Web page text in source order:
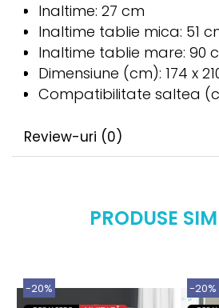
Inaltime: 27 cm
Inaltime tablie mica: 51
Inaltime tablie mare: 90
Dimensiune (cm): 174 x
Compatibilitate saltea
Review-uri (0)
PRODUSE
-20% -20%